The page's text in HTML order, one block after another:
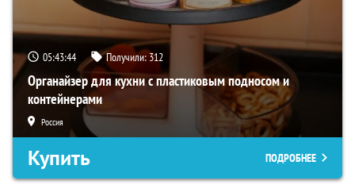
05:43:43 Получили: 312
Органайзер для кухни с пластиковым подносом и
контейнерами
Россия
Купить ПОДРОБНЕЕ